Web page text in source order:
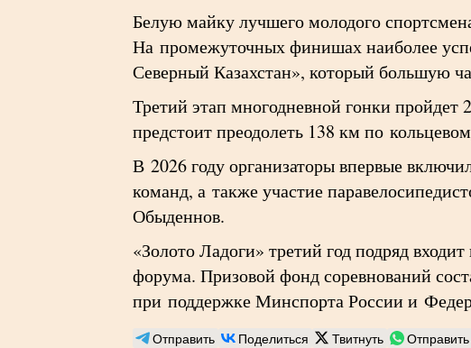
Белую майку лучшего молодого
На промежуточных финишах наиболее
Северный Казахстан», который большую
Третий этап многодневной гонки
предстоит преодолеть 138 км по
В 2026 году организаторы впервые
команд, а также участие
Обыденнов.
«Золото Ладоги» третий год подряд
форума. Призовой фонд соревнований
при поддержке Минспорта России и
Отправить Поделиться Твитнуть Отправить